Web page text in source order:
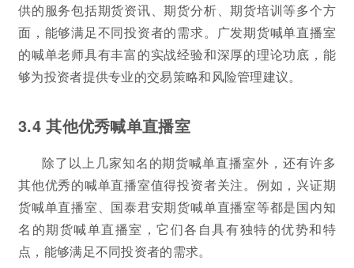
供的服务包括期货资讯、期货分析、期货培训等多个方
面，能够满足不同投资者的需求。广发期货喊单直播室
的喊单老师具有丰富的实战经验和深厚的理论功底，能
够为投资者提供专业的交易策略和风险管理建议。
3.4 其他优秀喊单直播室
除了以上几家知名的期货喊单直播室外，还有许多
其他优秀的喊单直播室值得投资者关注。例如，兴证期
货喊单直播室、国泰君安期货喊单直播室等都是国内知
名的期货喊单直播室，它们各自具有独特的优势和特
点，能够满足不同投资者的需求。